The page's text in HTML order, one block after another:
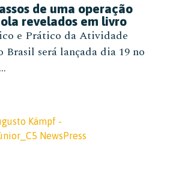
de uma operação
revelados em livro
e Prático da Atividade
será lançada dia 19 no